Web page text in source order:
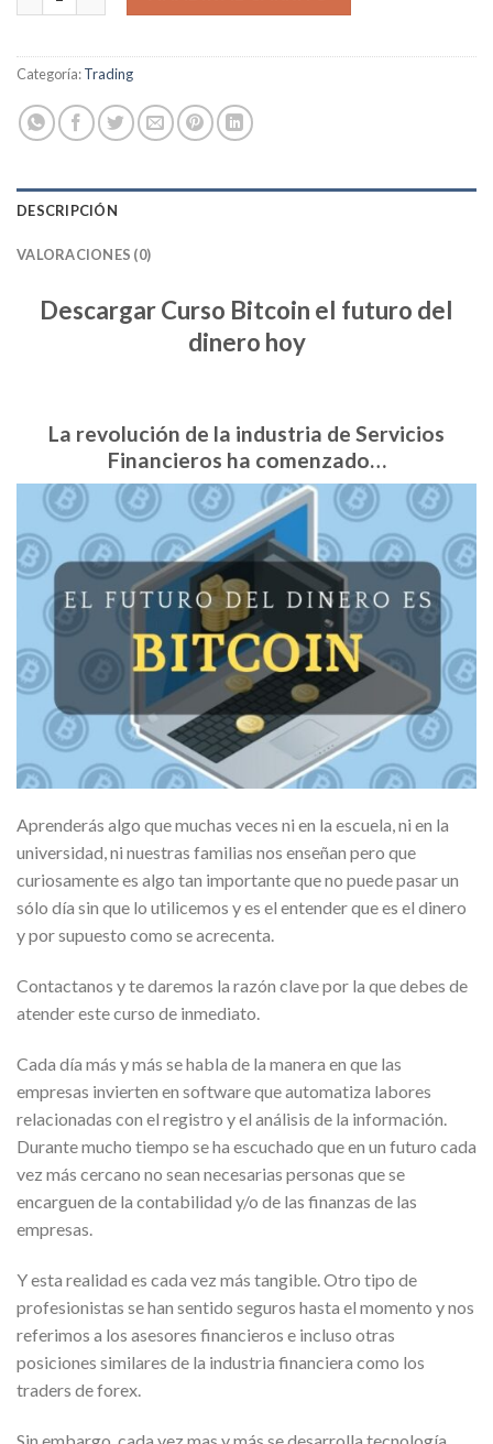
Categoría:Trading
DESCRIPCIÓN
VALORACIONES (0)
Descargar Curso Bitcoin el futuro del
dinero hoy
La revolución de la industria de Servicios
Financieros ha comenzado…
Aprenderás algo que muchas veces ni en la escuela, ni en la
universidad, ni nuestras familias nos enseñan pero que
curiosamente es algo tan importante que no puede pasar un
sólo día sin que lo utilicemos y es el entender que es el dinero
y por supuesto como se acrecenta.
Contactanos y te daremos la razón clave por la que debes de
atender este curso de inmediato.
Cada día más y más se habla de la manera en que las
empresas invierten en software que automatiza labores
relacionadas con el registro y el análisis de la información.
Durante mucho tiempo se ha escuchado que en un futuro cada
vez más cercano no sean necesarias personas que se
encarguen de la contabilidad y/o de las finanzas de las
empresas.
Y esta realidad es cada vez más tangible. Otro tipo de
profesionistas se han sentido seguros hasta el momento y nos
referimos a los asesores financieros e incluso otras
posiciones similares de la industria financiera como los
traders de forex.
Sin embargo, cada vez mas y más se desarrolla tecnología